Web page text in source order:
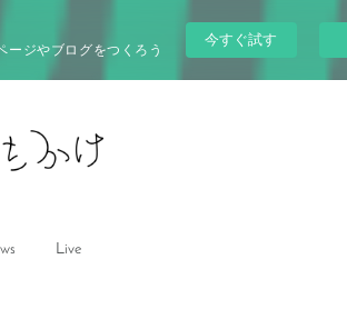
ージやブログをつくろう
今すぐ試す
Live